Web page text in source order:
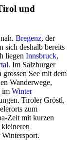
und
Bregenz, der
sich deshalb bereits
liegen Innsbruck,
. Im Salzburger
grossen See mit dem
Wanderwege,
im Winter
Tiroler Gröstl,
zum
Zeit mit kurzen
Wintersport.